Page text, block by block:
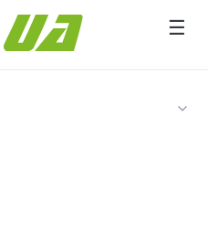
☰